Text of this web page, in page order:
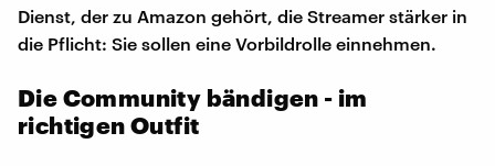
Dienst, der zu Amazon gehört, die Streamer stärker in
die Pflicht: Sie sollen eine Vorbildrolle einnehmen.
Die Community bändigen - im
richtigen Outfit